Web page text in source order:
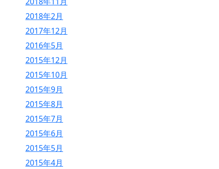
2018年2月
2017年12月
2016年5月
2015年12月
2015年10月
2015年9月
2015年8月
2015年7月
2015年6月
2015年5月
2015年4月